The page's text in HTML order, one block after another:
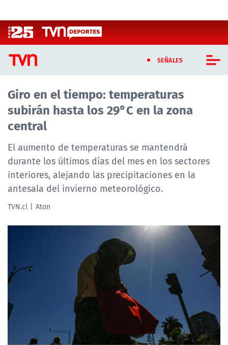
SEÑALES
CASTING MASTERCHEF CHILE
CASTING TVN VERTICAL
TVN VERTICAL
TVN PLAY
PROGRAMAS
ACTUALIDAD Y TENDENCIAS
CORPORATIVO Y TRANSPARENCIA
CANAL DE DENUNCIAS
Giro en el tiempo: temperaturas
subirán hasta los 29°C en la zona
central
El aumento de temperaturas se mantendrá
durante los últimos días del mes en los sectores
interiores, alejando las precipitaciones en la
antesala del invierno meteorológico.
TVN.cl Aton